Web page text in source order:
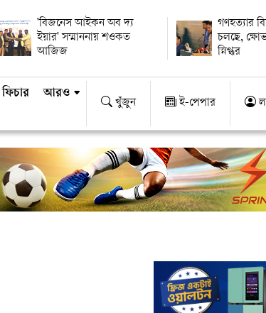
'বিজনেস আইকন অব দ্য
ইয়ার' সম্মাননায় শওকত
আজিজ
গণহত্যার
চলছে,
স্নিগ্ধর
ফিচার আরও
খুঁজুন ই-পেপার